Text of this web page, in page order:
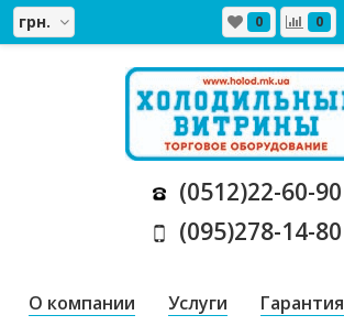
грн. 0 0
(0512)22-60-90
(095)278-14-80
О компании Услуги Гарантия